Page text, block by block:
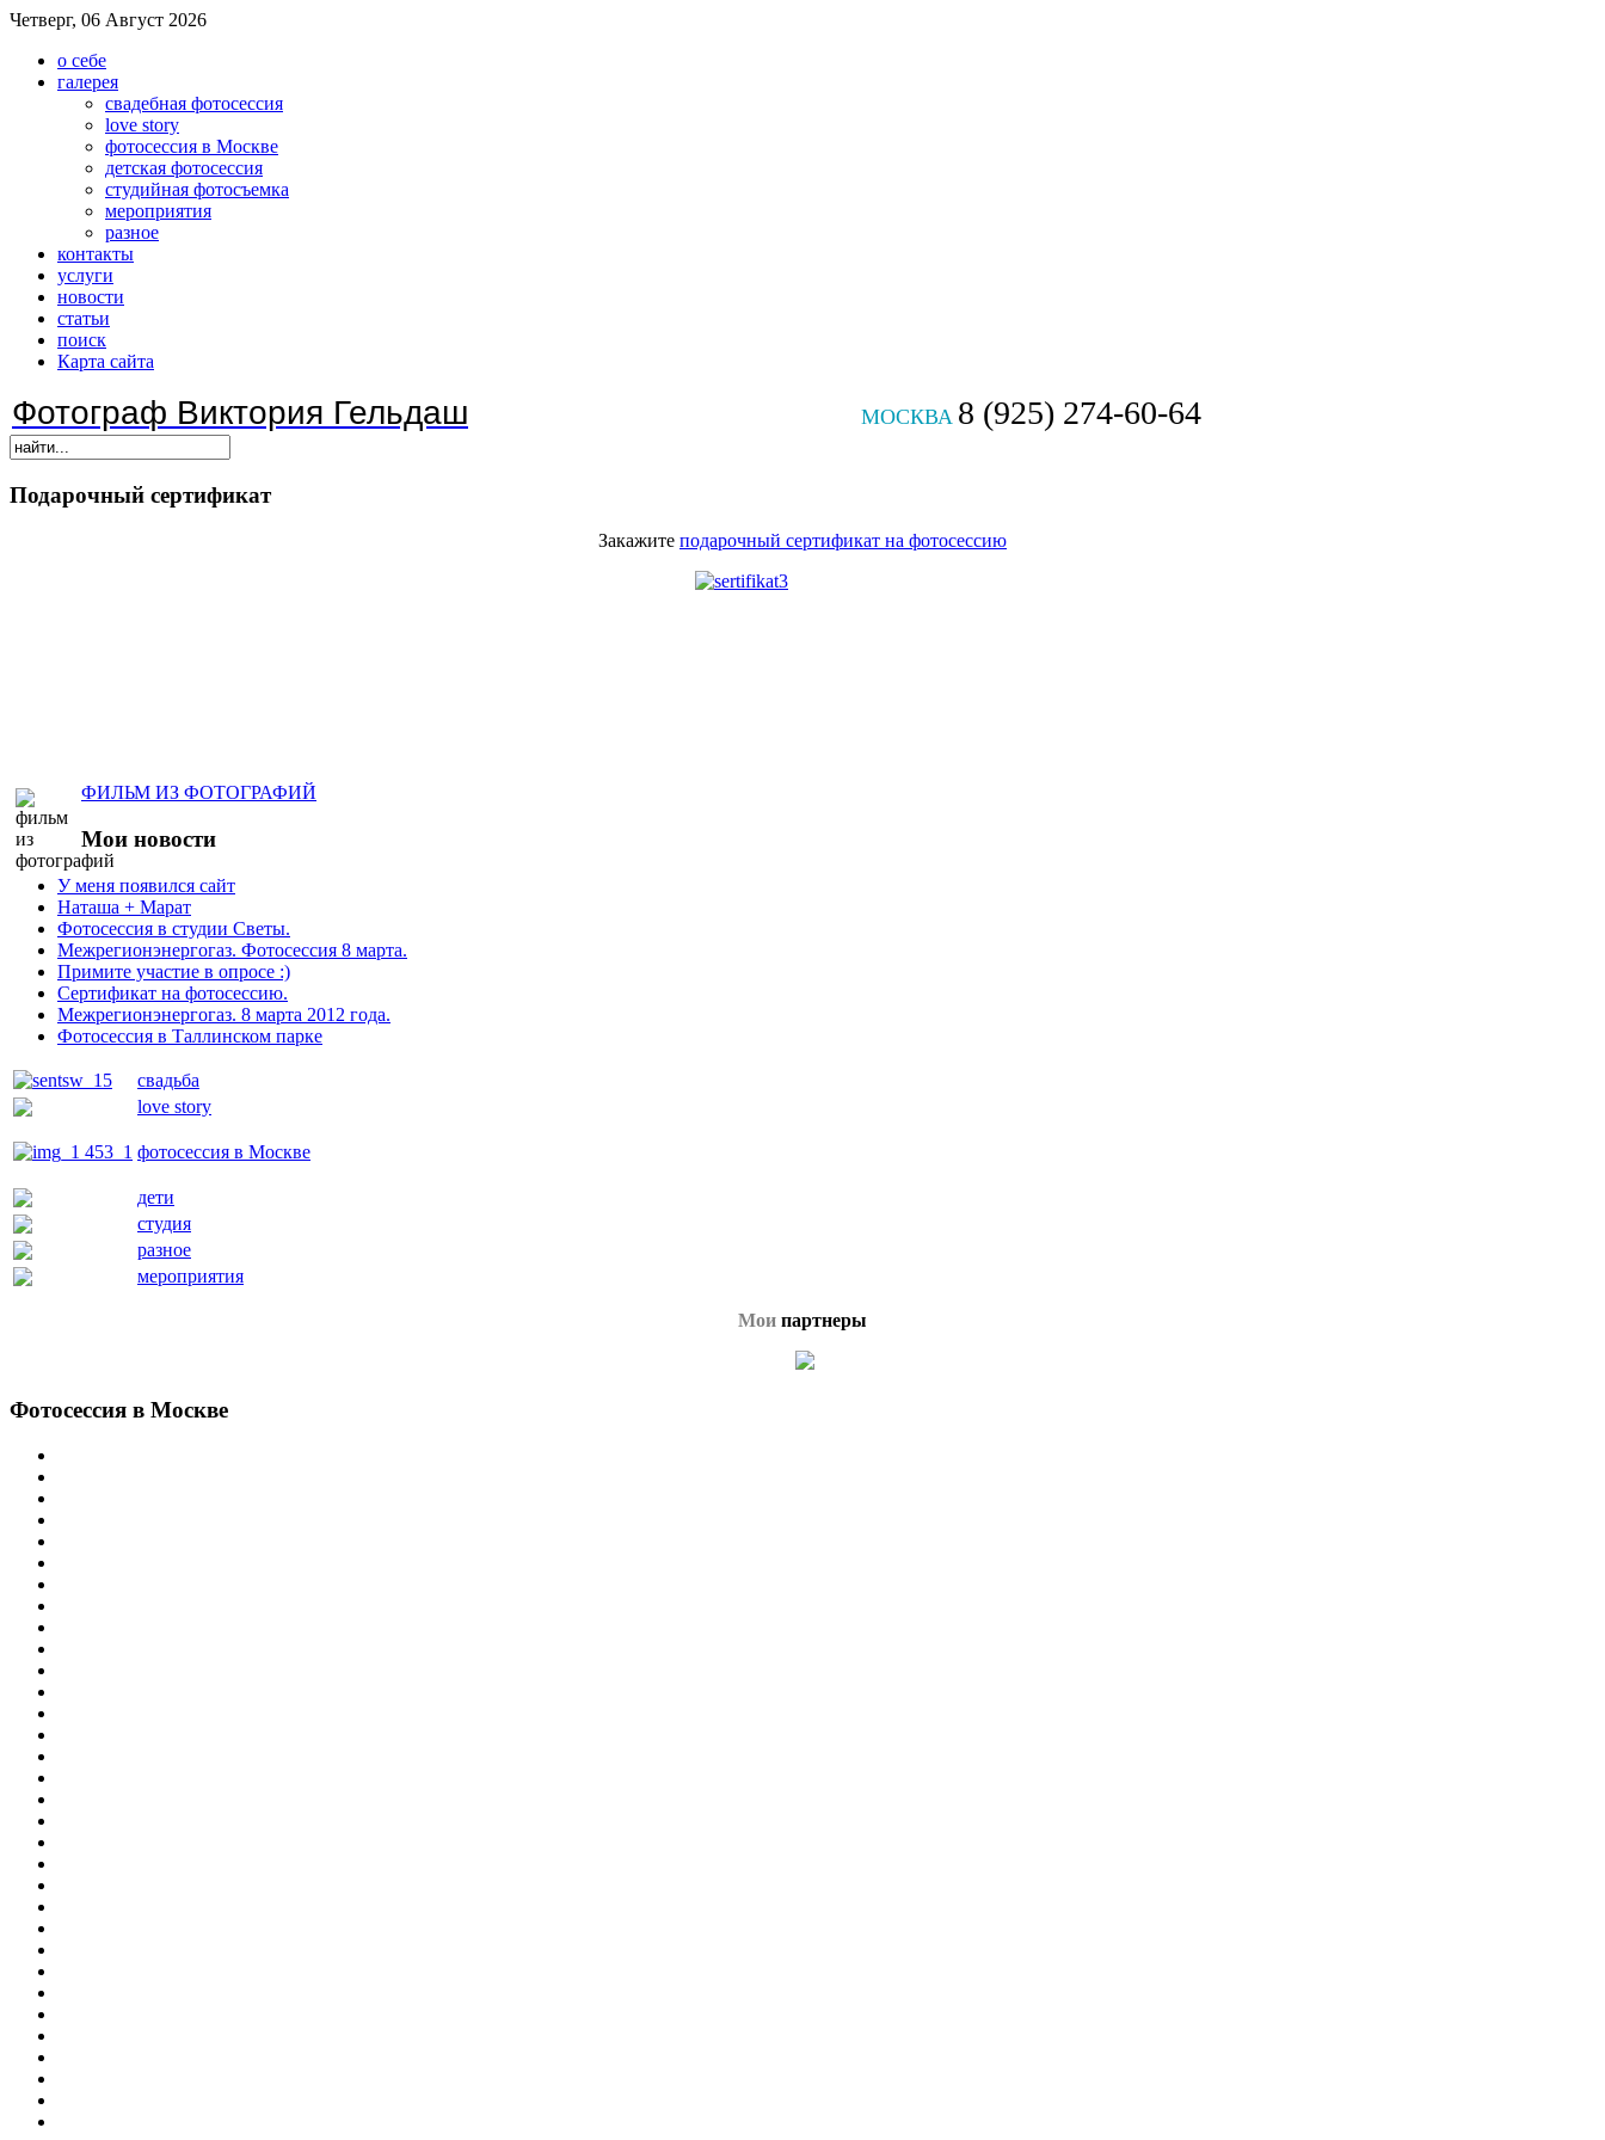
Четверг, 06 Август 2026
о себе
галерея
свадебная фотосессия
love story
фотосессия в Москве
детская фотосессия
студийная фотосъемка
мероприятия
разное
контакты
услуги
новости
статьи
поиск
Карта сайта
Фотограф Виктория Гельдаш МОСКВА 8 (925) 274-60-64
Подарочный сертификат
Закажите подарочный сертификат на фотосессию
ФИЛЬМ ИЗ ФОТОГРАФИЙ
Мои новости
У меня появился сайт
Наташа + Марат
Фотосессия в студии Светы.
Межрегионэнергогаз. Фотосессия 8 марта.
Примите участие в опросе :)
Сертификат на фотосессию.
Межрегионэнергогаз. 8 марта 2012 года.
Фотосессия в Таллинском парке
свадьба
love story
фотосессия в Москве
дети
студия
разное
мероприятия
Мои партнеры
Фотосессия в Москве